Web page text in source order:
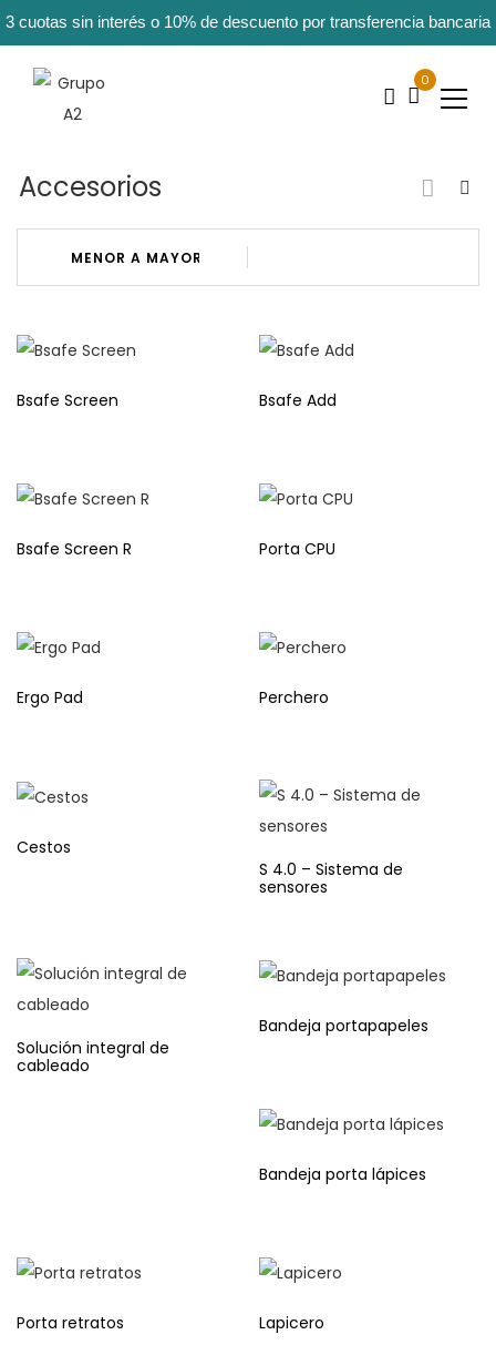
3 cuotas sin interés o 10% de descuento por transferencia bancaria
0
Accesorios
Bsafe Screen Bsafe Add
Bsafe Screen R Porta CPU
Ergo Pad Perchero
Cestos
S 4.0 – Sistema de
sensores
Solución integral de
cableado
Bandeja portapapeles
Bandeja porta lápices
Porta retratos Lapicero